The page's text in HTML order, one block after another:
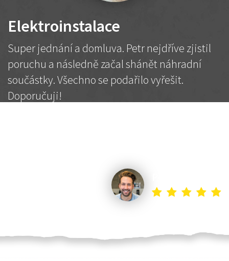
Elektroinstalace
Super jednání a domluva. Petr nejdříve zjistil
poruchu a následně začal shánět náhradní
součástky. Všechno se podařilo vyřešit.
Doporučuji!